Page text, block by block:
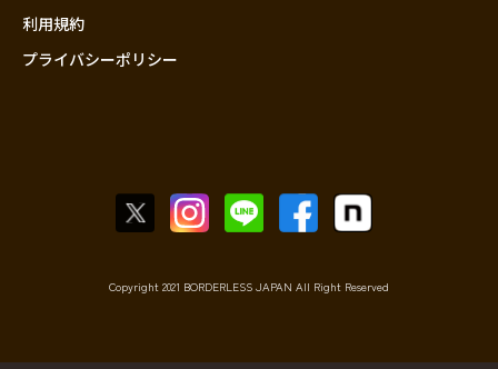
利用規約
プライバシーポリシー
Copyright 2021 BORDERLESS JAPAN All Right Reserved